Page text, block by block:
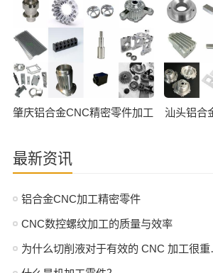
肇庆铝合金CNC精密零件加工 汕头铝合
最新资讯
铝合金CNC加工精密零件
CNC数控螺纹加工的质量与效率
为什么